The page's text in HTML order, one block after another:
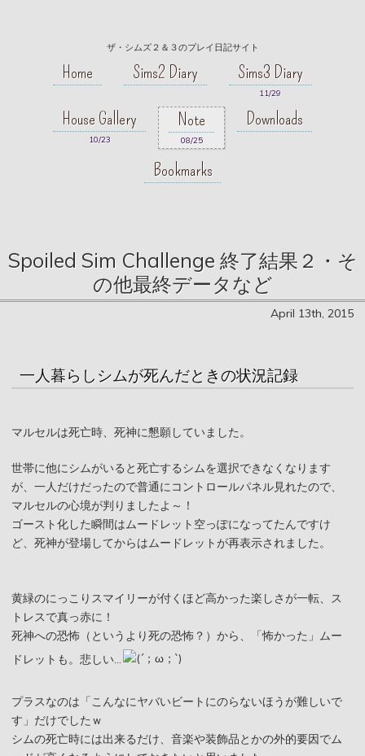
ザ・シムズ２＆３のプレイ日記サイト
Home Sims2 Diary Sims3 Diary
11/29
House Gallery
10/23
Note
08/25
Downloads
Bookmarks
Spoiled Sim Challenge 終了結果２・そ
の他最終データなど
April 13th, 2015
一人暮らしシムが死んだときの状況記録
マルセルは死亡時、死神に懇願していました。
世帯に他にシムがいると死亡するシムを選択できなくなります
が、一人だけだったので普通にコントロールパネル見れたので、
マルセルの心境が判りましたよ～！
ゴースト化した瞬間はムードレット空っぽになってたんですけ
ど、死神が登場してからはムードレットが再表示されました。
黄緑のにっこりスマイリーが付くほど高かった楽しさが一転、ス
トレスで真っ赤に！
死神への恐怖（というより死の恐怖？）から、「怖かった」ムー
ドレットも。悲しい…
プラスなのは「こんなにヤバいビートにのらないほうが難しいで
す」だけでしたｗ
シムの死亡時には出来るだけ、音楽や装飾品とかの外的要因でム